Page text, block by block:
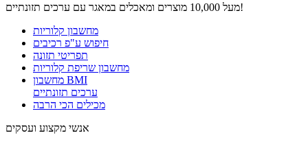
מעל 10,000 מוצרים ומאכלים במאגר עם ערכים תזונתיים!
מחשבון קלוריות
חיפוש ע"פ רכיבים
תפריטי תזונה
מחשבון שריפת קלוריות
מחשבון BMI
ערכים תזונתיים
מכילים הכי הרבה
אנשי מקצוע ועסקים